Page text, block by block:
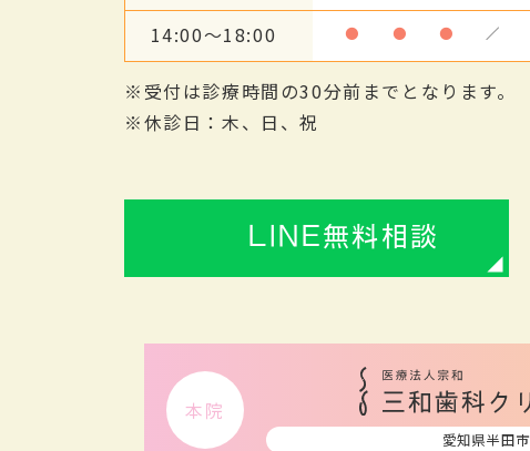
14:00～18:00 ● ● ● ／
※受付は診療時間の30分前までとなります。
※休診日：木、日、祝
LINE無料相談
本院
愛知県半田市